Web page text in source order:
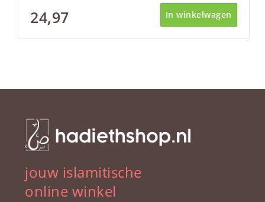
24,97 In winkelwagen
jouw islamitische
online winkel